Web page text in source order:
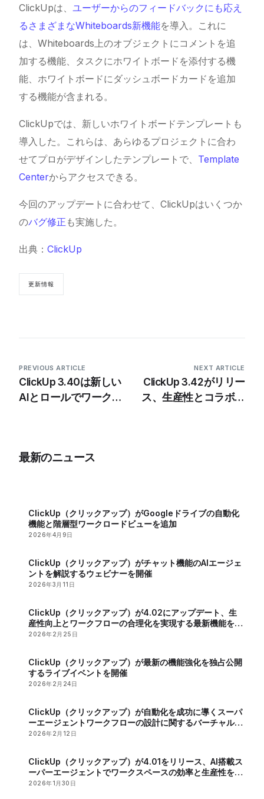
ClickUpは、ユーザーからのフィードバックにも応え
るさまざまなWhiteboards新機能を導入。これに
は、Whiteboards上のオブジェクトにコメントを追
加する機能、タスクにホワイトボードを添付する機
能、ホワイトボードにダッシュボードカードを追加
する機能が含まれる。
ClickUpでは、新しいホワイトボードテンプレートも
導入した。これらは、あらゆるプロジェクトに合わ
せてプロがデザインしたテンプレートで、 Template
Centerからアクセスできる。
今回のアップデートに合わせて、ClickUpはいくつか
のバグ修正 も実施した。
出典：ClickUp
更新情報
PREVIOUS ARTICLE
ClickUp 3.40は新しい
AIとロールでワークフ
NEXT ARTICLE
ClickUp 3.42がリリー
ス、生産性とコラボレ
最新のニュース
ClickUp（クリックアップ）がGoogleドライブの自動化
機能と階層型ワークロードビューを追加
2026年4月9日
ClickUp（クリックアップ）がチャット機能のAIエージェ
ントを解説するウェビナーを開催
2026年3月11日
ClickUp（クリックアップ）が4.02にアップデート、生
産性向上とワークフローの合理化を実現する最新機能を発
表
2026年2月25日
ClickUp（クリックアップ）が最新の機能強化を独占公開
するライブイベントを開催
2026年2月24日
ClickUp（クリックアップ）が自動化を成功に導くスーパ
ーエージェントワークフローの設計に関するバーチャルイ
ベントを開催
2026年2月12日
ClickUp（クリックアップ）が4.01をリリース、AI搭載ス
ーパーエージェントでワークスペースの効率と生産性を向
上
2026年1月30日